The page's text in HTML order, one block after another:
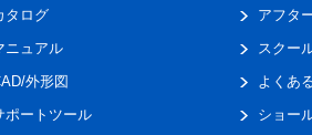
タログ
ニュアル
外形図
ポートツール
アフタ
スクー
よくあ
ショー